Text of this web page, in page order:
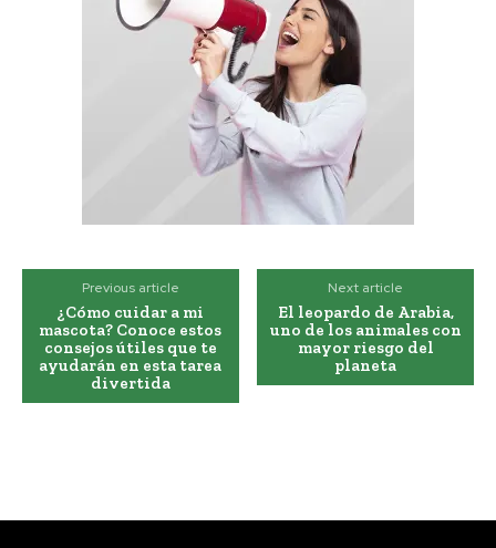
Previous article
¿Cómo cuidar a mi
mascota? Conoce estos
consejos útiles que te
ayudarán en esta tarea
divertida
Next article
El leopardo de Arabia,
uno de los animales con
mayor riesgo del
planeta